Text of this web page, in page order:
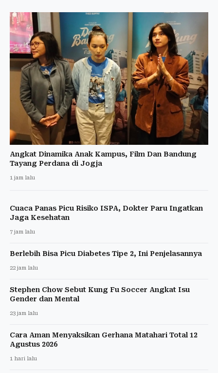
Angkat Dinamika Anak Kampus, Film Dan Bandung
Tayang Perdana di Jogja
1 jam lalu
Cuaca Panas Picu Risiko ISPA, Dokter Paru Ingatkan
Jaga Kesehatan
7 jam lalu
Berlebih Bisa Picu Diabetes Tipe 2, Ini Penjelasannya
22 jam lalu
Stephen Chow Sebut Kung Fu Soccer Angkat Isu
Gender dan Mental
23 jam lalu
Cara Aman Menyaksikan Gerhana Matahari Total 12
Agustus 2026
1 hari lalu